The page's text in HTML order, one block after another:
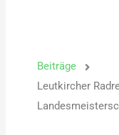
Beiträge
Leutkircher